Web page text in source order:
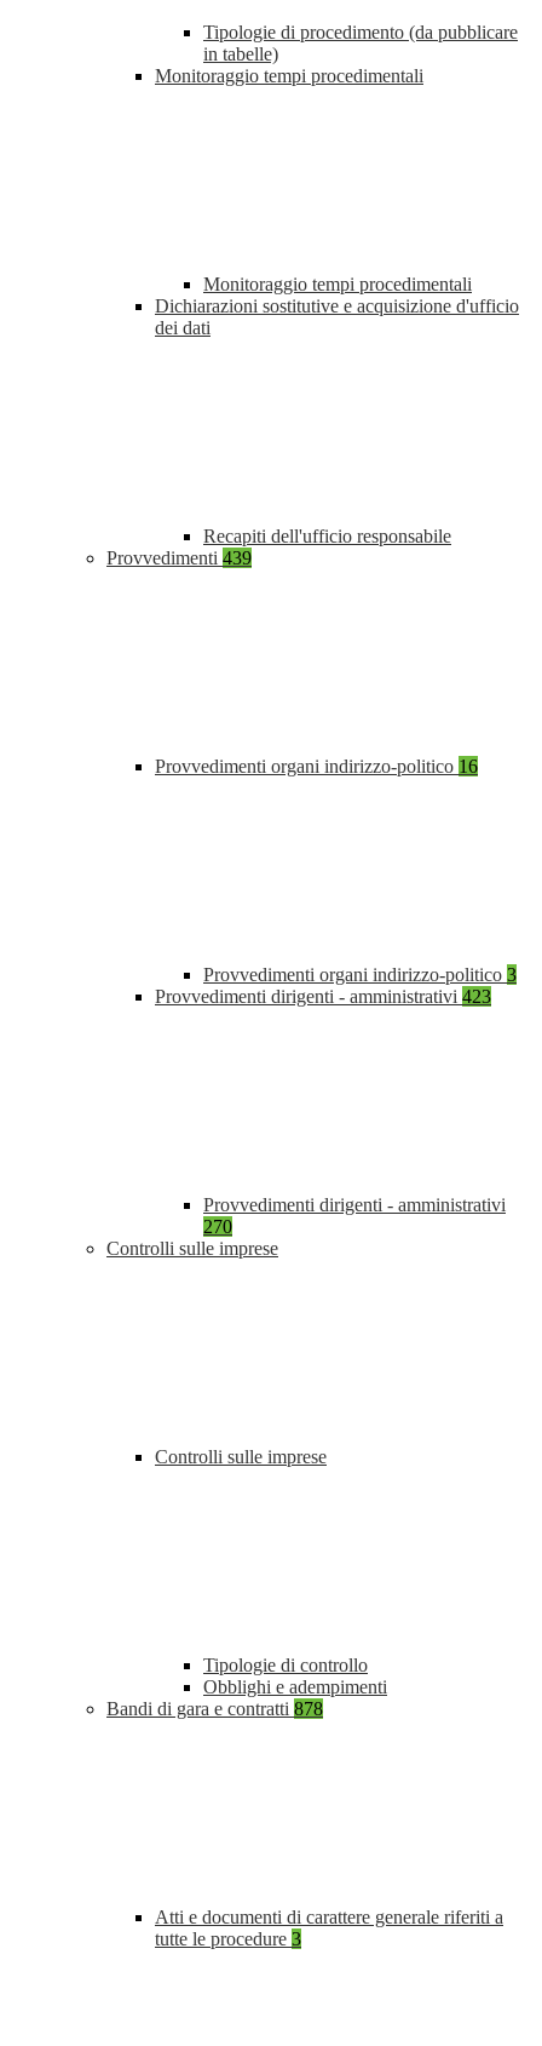
Tipologie di procedimento (da pubblicare
in tabelle)
Monitoraggio tempi procedimentali
Monitoraggio tempi procedimentali
Dichiarazioni sostitutive e acquisizione d'ufficio
dei dati
Recapiti dell'ufficio responsabile
Provvedimenti 439
Provvedimenti organi indirizzo-politico 16
Provvedimenti organi indirizzo-politico 3
Provvedimenti dirigenti - amministrativi 423
Provvedimenti dirigenti - amministrativi
270
Controlli sulle imprese
Controlli sulle imprese
Tipologie di controllo
Obblighi e adempimenti
Bandi di gara e contratti 878
Atti e documenti di carattere generale riferiti a
tutte le procedure 3